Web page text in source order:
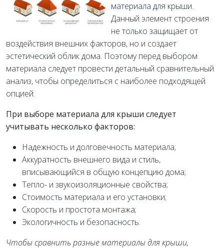
материала для крыши.
Данный элемент строения
не только защищает от
воздействия внешних факторов, но и создает
эстетический облик дома. Поэтому перед выбором
материала следует провести детальный сравнительный
анализ, чтобы определиться с наиболее подходящей
опцией.
При выборе материала для крыши следует
учитывать несколько факторов:
Надежность и долговечность материала;
Аккуратность внешнего вида и стиль,
вписывающийся в общую концепцию дома;
Тепло- и звукоизоляционные свойства;
Стоимость материала и его установки;
Скорость и простота монтажа;
Экологичность и безопасность.
Чтобы сравнить разные материалы для крыши,